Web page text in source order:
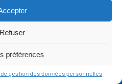
Refuser
préférences
gestion des données personnelles
et lapolitique de vie privée
s'appliquent.